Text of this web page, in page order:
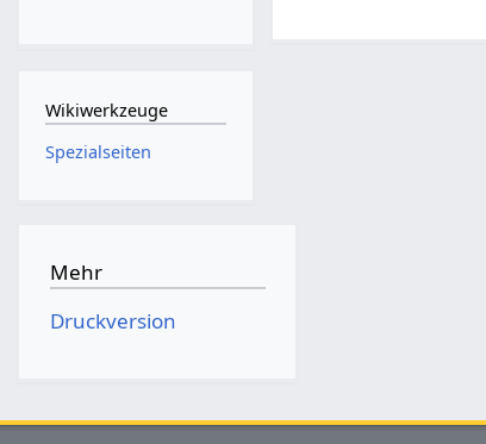
Wikiwerkzeuge
Spezialseiten
Mehr
Druckversion